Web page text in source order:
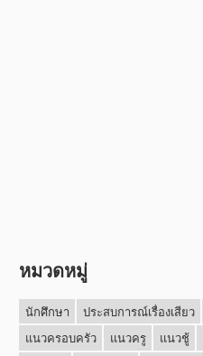
หมวดหมู่
นักศึกษา ประสบการณ์เรื่องเสียว
แนวครอบครัว
แนวครู แนวชู้